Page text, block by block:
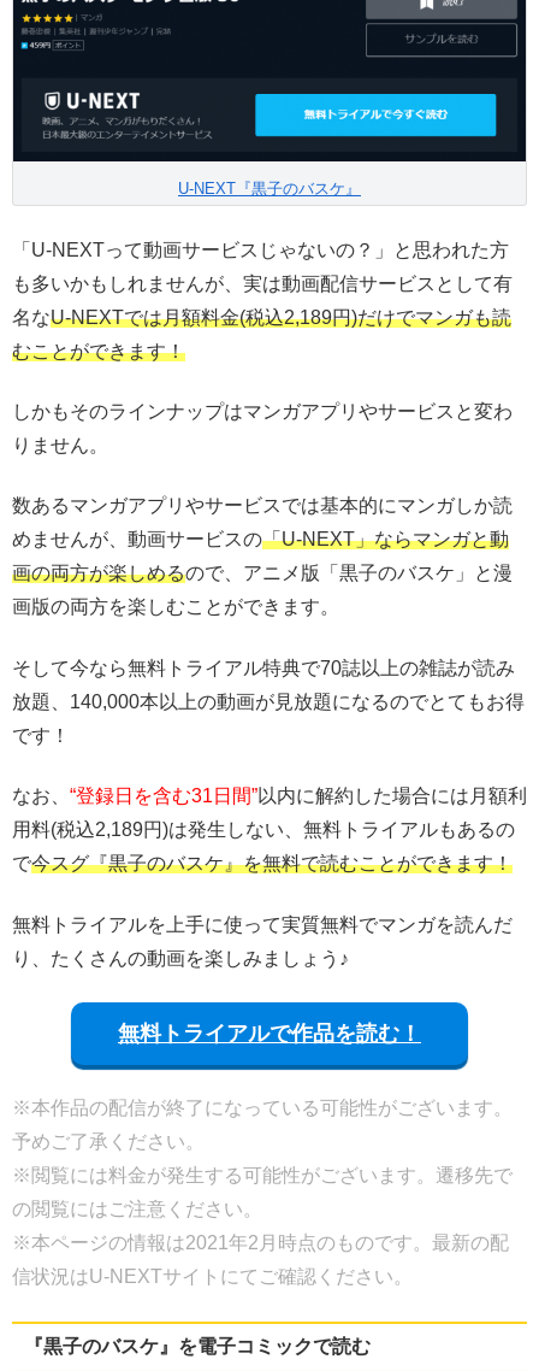
U-NEXT『黒子のバスケ』
「U-NEXTって動画サービスじゃないの？」と思われた方
も多いかもしれませんが、実は動画配信サービスとして有
名なU-NEXTでは月額料金(税込2,189円)だけでマンガも読
むことができます！
しかもそのラインナップはマンガアプリやサービスと変わ
りません。
数あるマンガアプリやサービスでは基本的にマンガしか読
めませんが、動画サービスの「U-NEXT」ならマンガと動
画の両方が楽しめるので、アニメ版「黒子のバスケ」と漫
画版の両方を楽しむことができます。
そして今なら無料トライアル特典で70誌以上の雑誌が読み
放題、140,000本以上の動画が見放題になるのでとてもお得
です！
なお、 “登録日を含む31日間”以内に解約した場合には月額利
用料(税込2,189円)は発生しない、無料トライアルもあるの
で今スグ『黒子のバスケ』を無料で読むことができます！
無料トライアルを上手に使って実質無料でマンガを読んだ
り、たくさんの動画を楽しみましょう♪
無料トライアルで作品を読む！
※本作品の配信が終了になっている可能性がございます。
予めご了承ください。
※閲覧には料金が発生する可能性がございます。遷移先で
の閲覧にはご注意ください。
※本ページの情報は2021年2月時点のものです。最新の配
信状況はU-NEXTサイトにてご確認ください。
『黒子のバスケ』を電子コミックで読む